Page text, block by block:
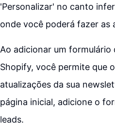
'Personalizar' no canto
onde você poderá fazer as
Ao adicionar um formulário
Shopify, você permite que
atualizações da sua
página inicial, adicione o
leads.